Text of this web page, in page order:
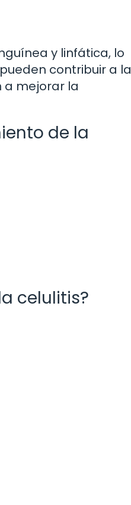
y linfática, lo
contribuir a la
a mejorar la
de la
celulitis?